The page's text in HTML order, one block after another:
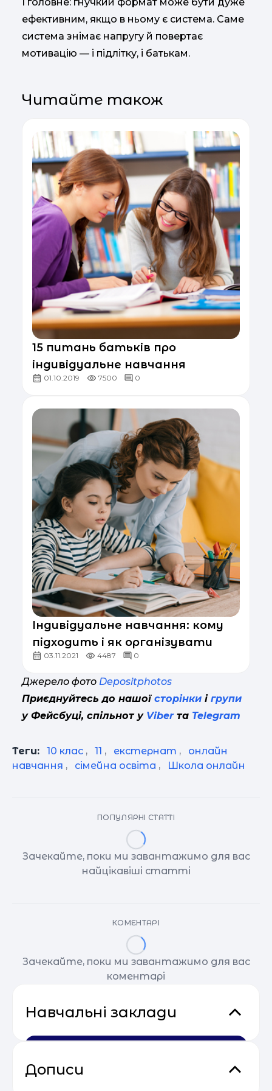
ефективним, якщо в ньому є система. Саме
система знімає напругу й повертає
мотивацію — і підлітку, і батькам.
Читайте також
15 питань батьків про
індивідуальне навчання
01.10.2019 7500 0
Індивідуальне навчання: кому
підходить і як організувати
03.11.2021 4487 0
Джерело фото Depositphotos
Приєднуйтесь до нашої сторінки і групи
у Фейсбуці, спільнот у Viberта Telegram
Теги: 10 клас , 11 , екстернат ,
онлайн
навчання , сімейна освіта , Школа онлайн
ПОПУЛЯРНІ СТАТТІ
Зачекайте, поки ми завантажимо для вас
найцікавіші статті
КОМЕНТАРІ
Зачекайте, поки ми завантажимо для вас
коментарі
Навчальні заклади
Дописи